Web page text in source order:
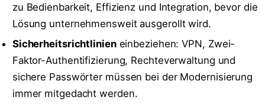
zu Bedienbarkeit, Effizienz und Integration, bevor die
Lösung unternehmensweit ausgerollt wird.
Sicherheitsrichtlinieneinbeziehen: VPN, Zwei-
Faktor-Authentifizierung, Rechteverwaltung und
sichere Passwörter müssen bei der Modernisierung
immer mitgedacht werden.